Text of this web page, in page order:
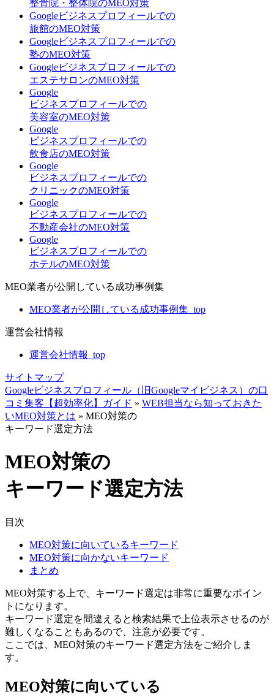
整骨院・整体院のMEO対策
Googleビジネスプロフィールでの
旅館のMEO対策
Googleビジネスプロフィールでの
塾のMEO対策
Googleビジネスプロフィールでの
エステサロンのMEO対策
Google
ビジネスプロフィールでの
美容室のMEO対策
Google
ビジネスプロフィールでの
飲食店のMEO対策
Google
ビジネスプロフィールでの
クリニックのMEO対策
Google
ビジネスプロフィールでの
不動産会社のMEO対策
Google
ビジネスプロフィールでの
ホテルのMEO対策
MEO業者が公開している成功事例集
MEO業者が公開している成功事例集_top
運営会社情報
運営会社情報_top
サイトマップ
Googleビジネスプロフィール（旧Googleマイビジネス）の口
コミ集客【超効率化】ガイド » WEB担当なら知っておきた
いMEO対策とは » MEO対策の
キーワード選定方法
MEO対策の
キーワード選定方法
目次
MEO対策に向いているキーワード
MEO対策に向かないキーワード
まとめ
MEO対策する上で、キーワード選定は非常に重要なポイン
トになります。
キーワード選定を間違えると検索結果で上位表示させるのが
難しくなることもあるので、注意が必要です。
ここでは、MEO対策のキーワード選定方法をご紹介しま
す。
MEO対策に向いている